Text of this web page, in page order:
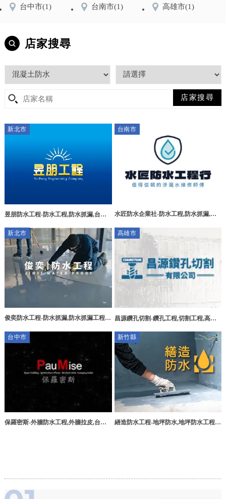
台中市(1) 台南市(1) 高雄市(1)
店家搜尋
新北市
昱朋防水工程-防水工程,防水抓漏,台北
土城防水抓漏
台南市
水匠防水企業社-防水工程,防水抓漏,台
程
新北市
俊奕防水工程-防水抓漏,防水抓漏工程,
漏
高雄市
昌源鑽孔切割-鑽孔工程,切割工程,高雄
台中市
保羅密斯-外牆防水工程,外牆拉皮,台中
新竹縣
繕造防水工程-地坪防水,地坪防水工程,